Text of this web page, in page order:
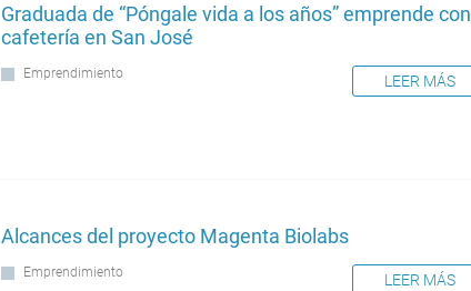
Graduada de “Póngale vida a los años” emprende con
cafetería en San José
Emprendimiento LEER MÁS
Alcances del proyecto Magenta Biolabs
Emprendimiento LEER MÁS